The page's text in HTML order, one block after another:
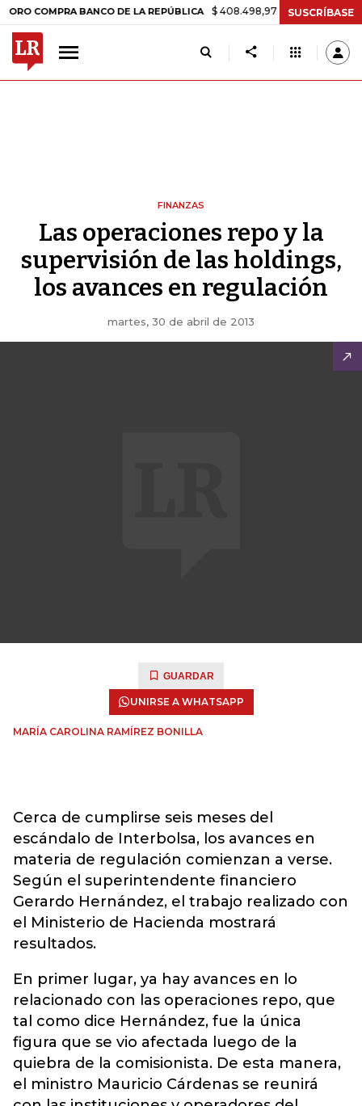
BANCO DE LA REPÚBLICA $ 408.498,97 +$ 8.753,81 +2,19%
SUSCRÍBASE
FINANZAS
Las operaciones repo y la
supervisión de las holdings,
los avances en regulación
martes, 30 de abril de 2013
GUARDAR
UNIRSE A WHATSAPP
MARÍA CAROLINA RAMÍREZ BONILLA
Cerca de cumplirse seis meses del
escándalo de Interbolsa, los avances en
materia de regulación comienzan a verse.
Según el superintendente financiero
Gerardo Hernández, el trabajo realizado con
el Ministerio de Hacienda mostrará
resultados.
En primer lugar, ya hay avances en lo
relacionado con las operaciones repo, que
tal como dice Hernández, fue la única
figura que se vio afectada luego de la
quiebra de la comisionista. De esta manera,
el ministro Mauricio Cárdenas se reunirá